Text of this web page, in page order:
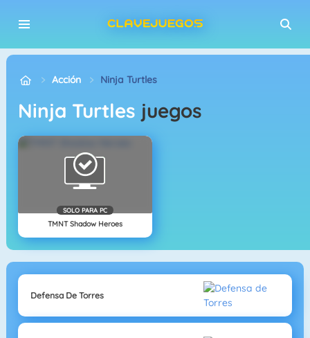
Acción Ninja Turtles
Ninja Turtles juegos
SOLO PARA PC
TMNT Shadow Heroes
Defensa De Torres